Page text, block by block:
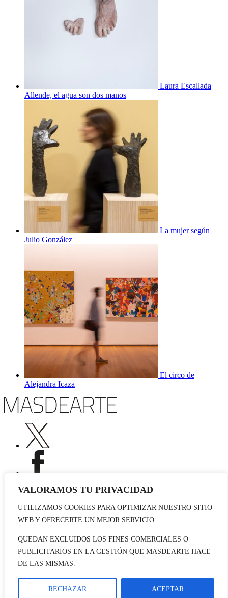
VALORAMOS TU PRIVACIDAD
UTILIZAMOS COOKIES PARA OPTIMIZAR NUESTRO SITIO
WEB Y OFRECERTE UN MEJOR SERVICIO.
QUEDAN EXCLUIDOS LOS FINES COMERCIALES O
PUBLICITARIOS EN LA GESTIÓN QUE MASDEARTE HACE
DE LAS MISMAS.
RECHAZAR ACEPTAR
Laura Escallada
Allende, el agua son dos manos
La mujer según
Julio González
El circo de
Alejandra Icaza
Publicidad
Contacto
© 2026 masdearte. Información de exposiciones, museos y artistas
Política de cookies
Política de Privacidad